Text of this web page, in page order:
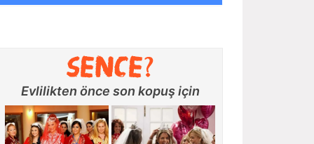
Evlilikten önce son kopuş için